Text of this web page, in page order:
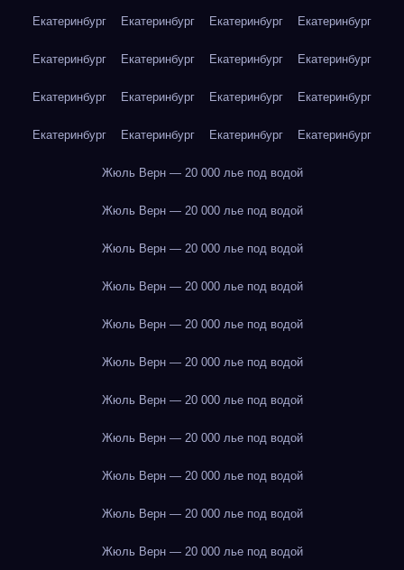
Екатеринбург Екатеринбург Екатеринбург Екатеринбург
Екатеринбург Екатеринбург Екатеринбург Екатеринбург
Екатеринбург Екатеринбург Екатеринбург Екатеринбург
Екатеринбург Екатеринбург Екатеринбург Екатеринбург
Жюль Верн — 20 000 лье под водой
Жюль Верн — 20 000 лье под водой
Жюль Верн — 20 000 лье под водой
Жюль Верн — 20 000 лье под водой
Жюль Верн — 20 000 лье под водой
Жюль Верн — 20 000 лье под водой
Жюль Верн — 20 000 лье под водой
Жюль Верн — 20 000 лье под водой
Жюль Верн — 20 000 лье под водой
Жюль Верн — 20 000 лье под водой
Жюль Верн — 20 000 лье под водой